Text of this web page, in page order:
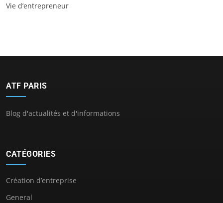
Vie d’entrepreneur
ATF PARIS
Blog d'actualités et d'informations
CATÉGORIES
Création d’entreprise
General